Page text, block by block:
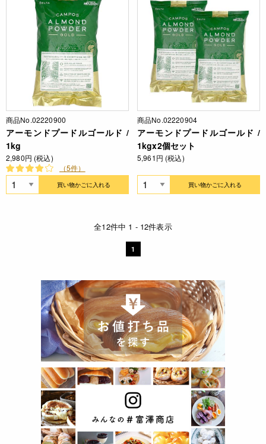
商品No.02220900
アーモンドプードルゴールド /
1kg
2,980円 (税込)
（5件）
買い物かごに入れる
商品No.02220904
アーモンドプードルゴールド /
1kgx2個セット
5,961円 (税込)
買い物かごに入れる
全12件中 1 - 12件表示
1